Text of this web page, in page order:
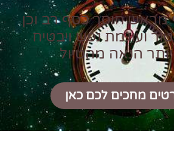
מראש חוסך כסף רב וכן
ועוגמת נפש ויבטיח
הנאה מהטיול
מחכים לכם כאן